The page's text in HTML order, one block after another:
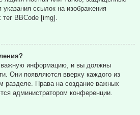
ссылок на изображения
BBCode [img].
важную информацию, и вы должны
Они появляются вверху каждого из
Права на создание важных
администратором конференции.